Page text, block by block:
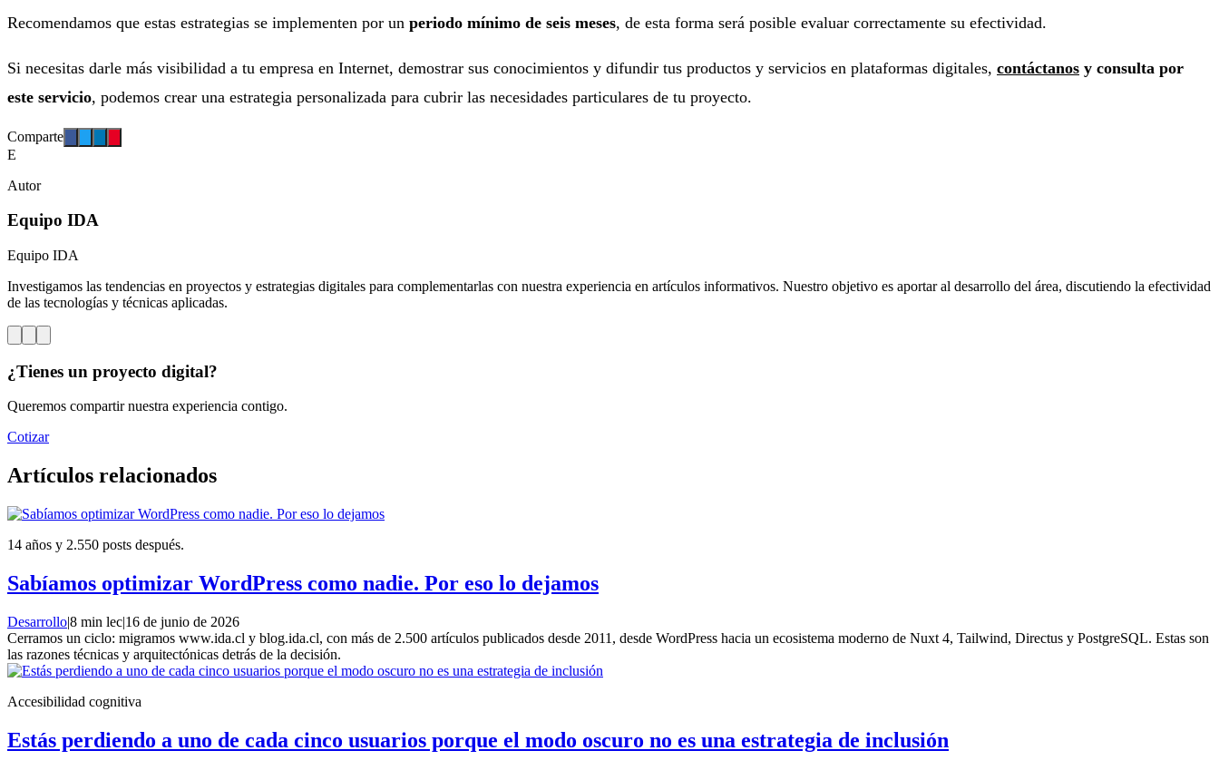
Recomendamos que estas estrategias se implementen por un periodo mínimo de seis meses, de esta forma será posible evaluar correctamente su efectividad.
Si necesitas darle más visibilidad a tu empresa en Internet, demostrar sus conocimientos y difundir tus productos y servicios en plataformas digitales, contáctanos y consulta por
este servicio, podemos crear una estrategia personalizada para cubrir las necesidades particulares de tu proyecto.
Comparte
E
Autor
Equipo IDA
Equipo IDA
Investigamos las tendencias en proyectos y estrategias digitales para complementarlas con nuestra experiencia en artículos informativos. Nuestro objetivo es aportar al desarrollo del área, discutiendo la efectividad
de las tecnologías y técnicas aplicadas.
¿Tienes un proyecto digital?
Queremos compartir nuestra experiencia contigo.
Cotizar
Artículos relacionados
14 años y 2.550 posts después.
Sabíamos optimizar WordPress como nadie. Por eso lo dejamos
Desarrollo|8 min lec|16 de junio de 2026
Cerramos un ciclo: migramos www.ida.cl y blog.ida.cl, con más de 2.500 artículos publicados desde 2011, desde WordPress hacia un ecosistema moderno de Nuxt 4, Tailwind, Directus y PostgreSQL. Estas son
las razones técnicas y arquitectónicas detrás de la decisión.
Accesibilidad cognitiva
Estás perdiendo a uno de cada cinco usuarios porque el modo oscuro no es una estrategia de inclusión